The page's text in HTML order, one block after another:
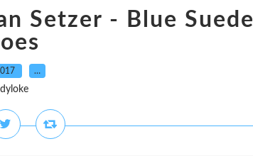
Setzer - Blue Suede
…